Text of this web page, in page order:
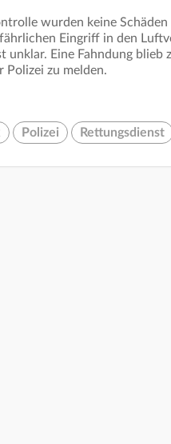
wurden keine
Eingriff in den
unklar. Eine Fahndung blieb
Polizei zu melden.
Polizei Rettungsdienst